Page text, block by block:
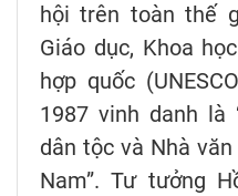
hội trên toàn thế
Giáo dục, Khoa
hợp quốc
1987 vinh danh là
dân tộc và Nhà
Nam”. Tư tưởng